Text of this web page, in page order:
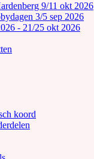
9/11 okt 2026
3/5 sep 2026
- 21/25 okt 2026
koord